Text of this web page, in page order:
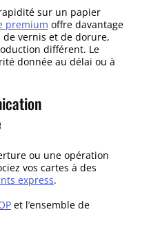
sur un papier
premium offre davantage
vernis et de dorure,
différent. Le
donnée au délai ou à
ou une opération
vos cartes à des
express.
et l’ensemble de